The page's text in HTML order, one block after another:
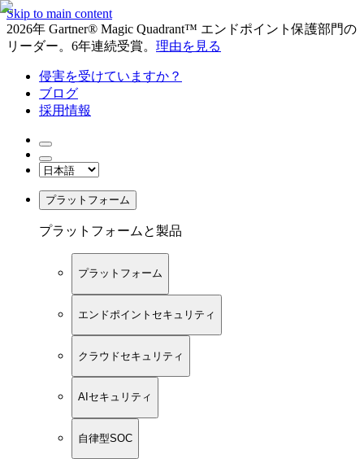
Skip to main content
2026年 Gartner® Magic Quadrant™ エンドポイント保護部門の
リーダー。6年連続受賞。 理由を見る
侵害を受けていますか？
ブログ
採用情報
プラットフォーム
プラットフォームと製品
プラットフォーム
エンドポイントセキュリティ
クラウドセキュリティ
AIセキュリティ
自律型SOC